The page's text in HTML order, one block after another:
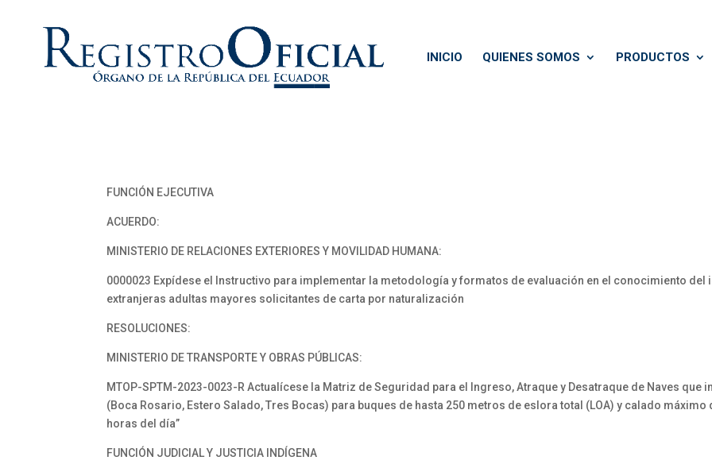
INICIO QUIENES SOMOS PRODUCTOS
FUNCIÓN EJECUTIVA
ACUERDO:
MINISTERIO DE RELACIONES EXTERIORES Y MOVILIDAD HUMANA:
0000023 Expídese el Instructivo para implementar la metodología y formatos de evaluación en el conocimiento
extranjeras adultas mayores solicitantes de carta por naturalización
RESOLUCIONES:
MINISTERIO DE TRANSPORTE Y OBRAS PÚBLICAS:
MTOP-SPTM-2023-0023-R Actualícese la Matriz de Seguridad para el Ingreso, Atraque y Desatraque de Naves
(Boca Rosario, Estero Salado, Tres Bocas) para buques de hasta 250 metros de eslora total (LOA) y calado máximo
horas del día”
FUNCIÓN JUDICIAL Y JUSTICIA INDÍGENA